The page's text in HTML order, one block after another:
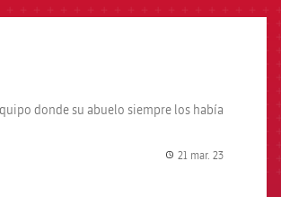
donde su abuelo siempre los había
21 mar. 23